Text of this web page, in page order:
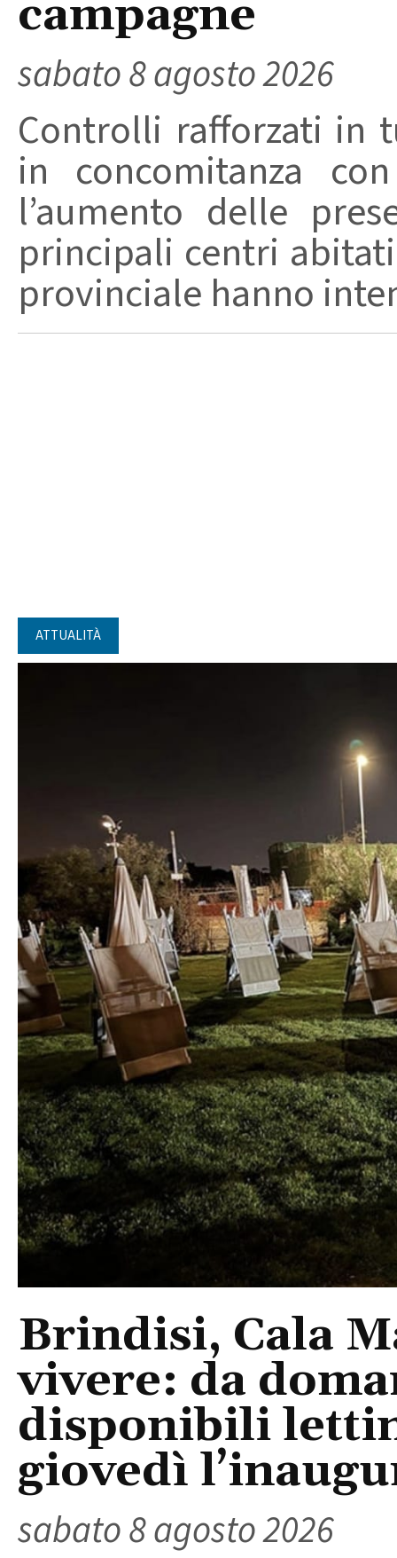
campagne
sabato 8 agosto 2026
Controlli rafforzati in
in concomitanza
l’aumento delle
principali centri
provinciale hanno
ATTUALITÀ
Brindisi, Cala
vivere: da
disponibili
giovedì
sabato 8 agosto 2026